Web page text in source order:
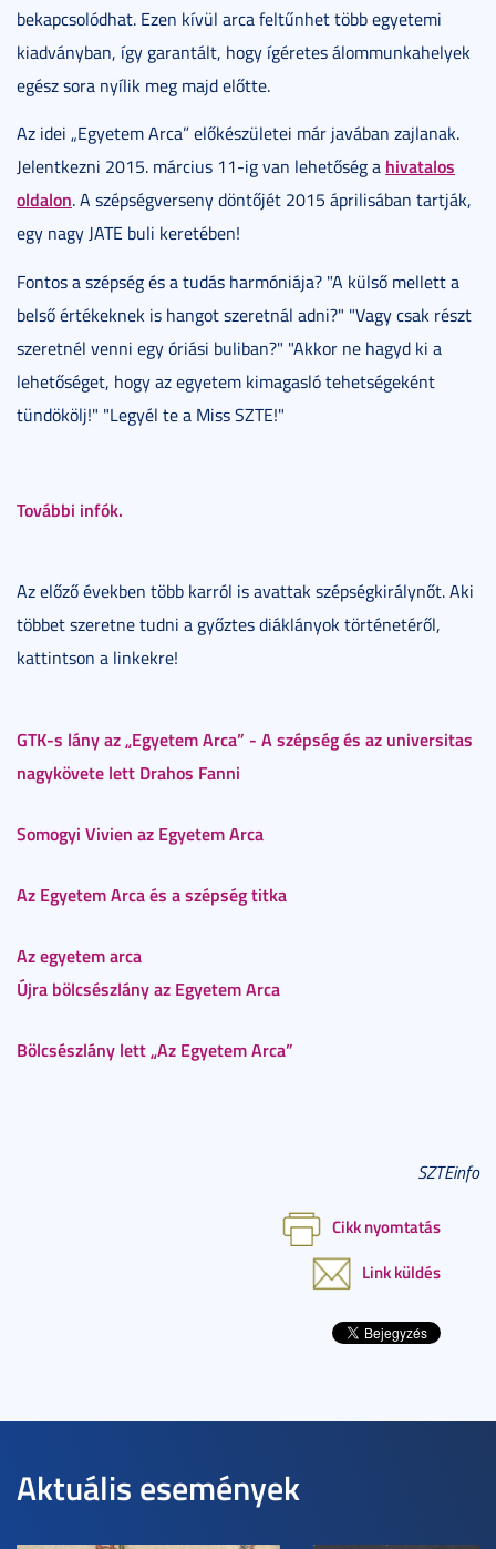
bekapcsolódhat. Ezen kívül arca feltűnhet több egyetemi
kiadványban, így garantált, hogy ígéretes álommunkahelyek
egész sora nyílik meg majd előtte.
Az idei „Egyetem Arca” előkészületei már javában zajlanak.
Jelentkezni 2015. március 11-ig van lehetőség a hivatalos
oldalon. A szépségverseny döntőjét 2015 áprilisában tartják,
egy nagy JATE buli keretében!
Fontos a szépség és a tudás harmóniája? "A külső mellett a
belső értékeknek is hangot szeretnál adni?" "Vagy csak részt
szeretnél venni egy óriási buliban?" "Akkor ne hagyd ki a
lehetőséget, hogy az egyetem kimagasló tehetségeként
tündökölj!" "Legyél te a Miss SZTE!"
További infók.
Az előző években több karról is avattak szépségkirálynőt. Aki
többet szeretne tudni a győztes diáklányok történetéről,
kattintson a linkekre!
GTK-s lány az „Egyetem Arca” - A szépség és az universitas
nagykövete lett Drahos Fanni
Somogyi Vivien az Egyetem Arca
Az Egyetem Arca és a szépség titka
Az egyetem arca
Újra bölcsészlány az Egyetem Arca
Bölcsészlány lett „Az Egyetem Arca”
SZTEinfo
Cikk nyomtatás
Link küldés
Aktuális események